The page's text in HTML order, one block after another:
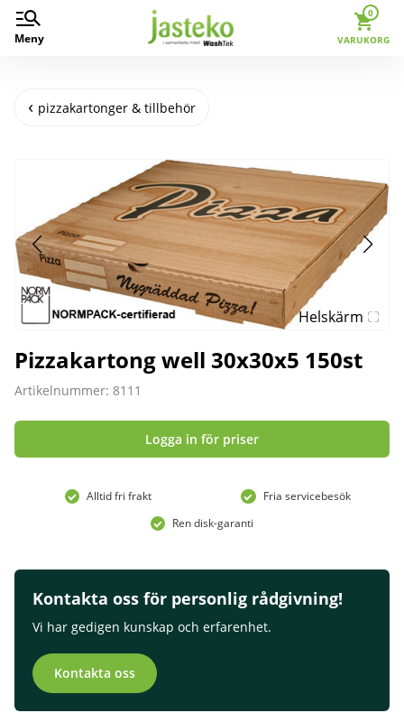
Meny
0
VARUKORG
pizzakartonger & tillbehör
Helskärm
Pizzakartong well 30x30x5 150st
Artikelnummer: 8111
Logga in för priser
Alltid fri frakt
Fria servicebesök
Ren disk-garanti
Kontakta oss för personlig rådgivning!
Vi har gedigen kunskap och erfarenhet.
Kontakta oss